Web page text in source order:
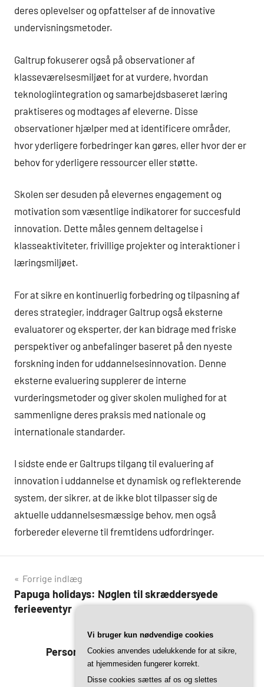
deres oplevelser og opfattelser af de innovative
undervisningsmetoder.
Galtrup fokuserer også på observationer af
klasseværelsesmiljøet for at vurdere, hvordan
teknologiintegration og samarbejdsbaseret læring
praktiseres og modtages af eleverne. Disse
observationer hjælper med at identificere områder,
hvor yderligere forbedringer kan gøres, eller hvor der er
behov for yderligere ressourcer eller støtte.
Skolen ser desuden på elevernes engagement og
motivation som væsentlige indikatorer for succesfuld
innovation. Dette måles gennem deltagelse i
klasseaktiviteter, frivillige projekter og interaktioner i
læringsmiljøet.
For at sikre en kontinuerlig forbedring og tilpasning af
deres strategier, inddrager Galtrup også eksterne
evaluatorer og eksperter, der kan bidrage med friske
perspektiver og anbefalinger baseret på den nyeste
forskning inden for uddannelsesinnovation. Denne
eksterne evaluering supplerer de interne
vurderingsmetoder og giver skolen mulighed for at
sammenligne deres praksis med nationale og
internationale standarder.
I sidste ende er Galtrups tilgang til evaluering af
innovation i uddannelse et dynamisk og reflekterende
system, der sikrer, at de ikke blot tilpasser sig de
aktuelle uddannelsesmæssige behov, men også
forbereder eleverne til fremtidens udfordringer.
Indlægsnavigation
Forrige indlæg
Papuga holidays: Nøglen til skræddersyede
ferieeventyr
Næste indlæg
Personlige smykker: Gør dit look unikt med
graveringer og initialer
Vi bruger kun nødvendige cookies
Cookies anvendes udelukkende for at sikre,
at hjemmesiden fungerer korrekt.
Disse cookies sættes af os og slettes